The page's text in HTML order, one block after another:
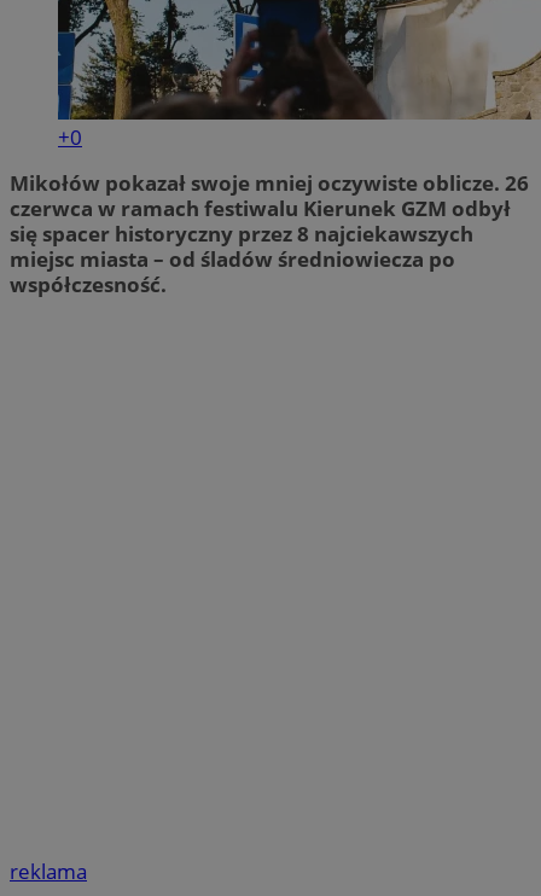
+0
Mikołów pokazał swoje mniej oczywiste oblicze. 26
czerwca w ramach festiwalu Kierunek GZM odbył
się spacer historyczny przez 8 najciekawszych
miejsc miasta – od śladów średniowiecza po
współczesność.
reklama